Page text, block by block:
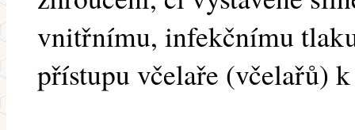
vnitřnímu, infekčnímu
přístupu včelaře (včelařů)